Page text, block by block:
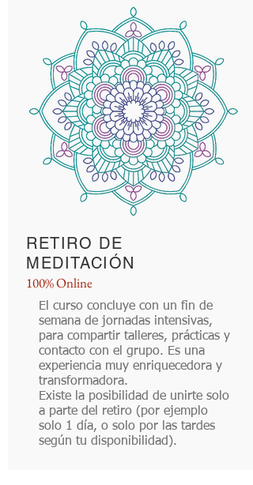
RETIRO DE
MEDITACIÓN
100% Online
El curso concluye con un fin de
semana de jornadas intensivas,
para compartir talleres, prácticas y
contacto con el grupo. Es una
experiencia muy enriquecedora y
transformadora.
Existe la posibilidad de unirte solo
a parte del retiro (por ejemplo
solo 1 día, o solo por las tardes
según tu disponibilidad).